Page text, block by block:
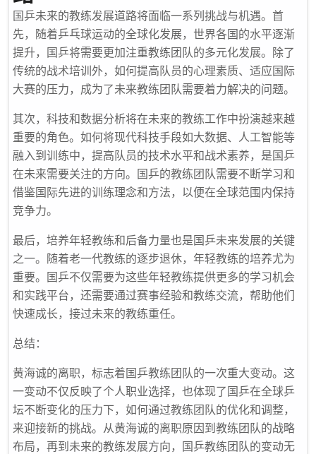
国乒未来的教练发展道路将面临一系列挑战与机遇。首
先，随着乒乓球运动的全球化发展，世界各国的水平逐渐
提升，国乒将需要更加注重教练团队的多元化发展。除了
传统的战术培训外，如何提高队员的心理素质、适应国际
大赛的压力，成为了未来教练团队需要着力解决的问题。
其次，科技和数据分析将在未来的教练工作中扮演越来越
重要的角色。如何将现代科技手段如大数据、人工智能等
融入到训练中，提高队员的技术水平和战术素养，是国乒
在未来需要关注的方向。国乒的教练团队需要不断学习和
借鉴国际先进的训练理念和方法，以便在全球范围内保持
竞争力。
最后，培养年轻教练和后备力量也是国乒未来发展的关键
之一。随着老一代教练的逐步退休，年轻教练的培养尤为
重要。国乒不仅需要为这些年轻教练提供更多的学习机会
和实践平台，还需要通过赛事经验和教练交流，帮助他们
快速成长，接过未来的教练重任。
总结：
黄海诚的离职，标志着国乒教练团队的一次重大变动。这
一变动不仅反映了个人职业选择，也体现了国乒在全球乒
坛不断变化的压力下，如何通过教练团队的优化和调整，
来迎接新的挑战。从黄海诚的离职原因到教练团队的战略
布局，再到未来的教练发展方向，国乒教练团队的变动无